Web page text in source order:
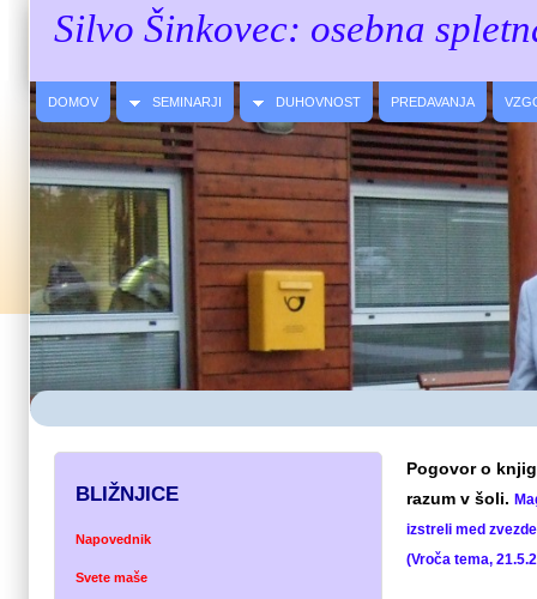
Silvo Šinkovec: osebna
DOMOV SEMINARJI DUHOVNOST PREDAVANJA
BLIŽNJICE
Napovednik
Svete maše
Pogovor o
razum v šoli.
izstreli med
(Vroča tema,